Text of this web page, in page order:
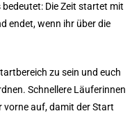
bedeutet: Die Zeit startet mit
endet, wenn ihr über die
zu sein und euch
Schnellere Läuferinnen
vorne auf, damit der Start